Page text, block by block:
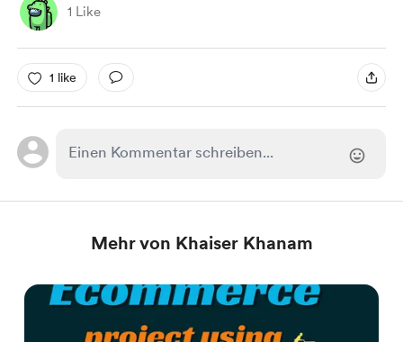
1 Like
1 like
Mehr von Khaiser Khanam